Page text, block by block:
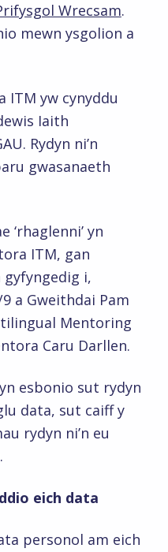
Wrecsam.
mewn ysgolion a
ITM yw cynyddu
Iaith
Rydyn ni’n
gwasanaeth
‘rhaglenni’ yn
ITM, gan
gyfyngedig i,
a Gweithdai Pam
Mentoring
Caru Darllen.
esbonio sut rydyn
data, sut caiff y
rydyn ni’n eu
eich data
personol am eich